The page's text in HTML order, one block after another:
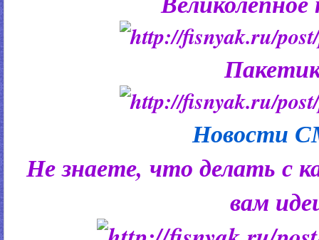
Новости
Не знаете, что делать с
вам